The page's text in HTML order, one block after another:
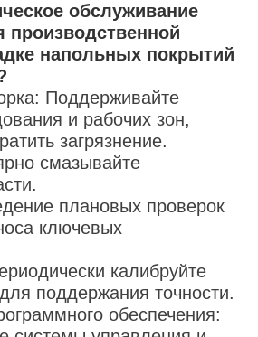
обслуживание
производственной
напольных покрытий
Поддерживайте
и рабочих зон,
загрязнение.
смазывайте
плановых проверок
ключевых
калибруйте
поддержания точности.
обеспечения: